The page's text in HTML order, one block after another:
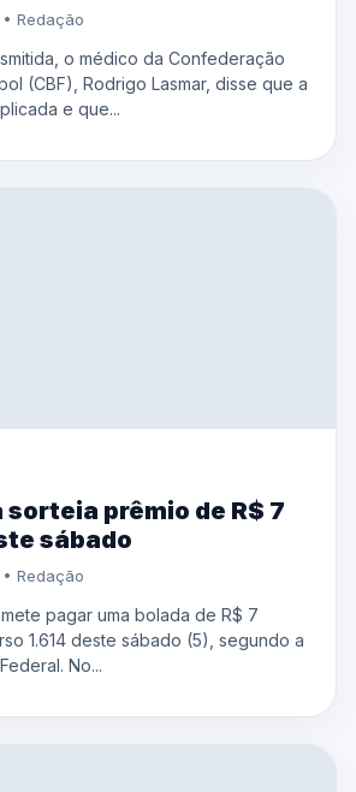
Redação
o médico da Confederação
(CBF), Rodrigo Lasmar, disse que a
e que...
sorteia prêmio de R$ 7
sábado
Redação
pagar uma bolada de R$ 7
1.614 deste sábado (5), segundo a
No...